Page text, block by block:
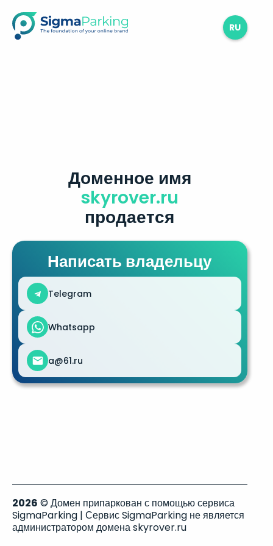
RU
Доменное имя
skyrover.ru
продается
Написать владельцу
Telegram
Whatsapp
a@61.ru
2026 © Домен припаркован с помощью сервиса
SigmaParking | Сервис SigmaParking не является
администратором домена skyrover.ru